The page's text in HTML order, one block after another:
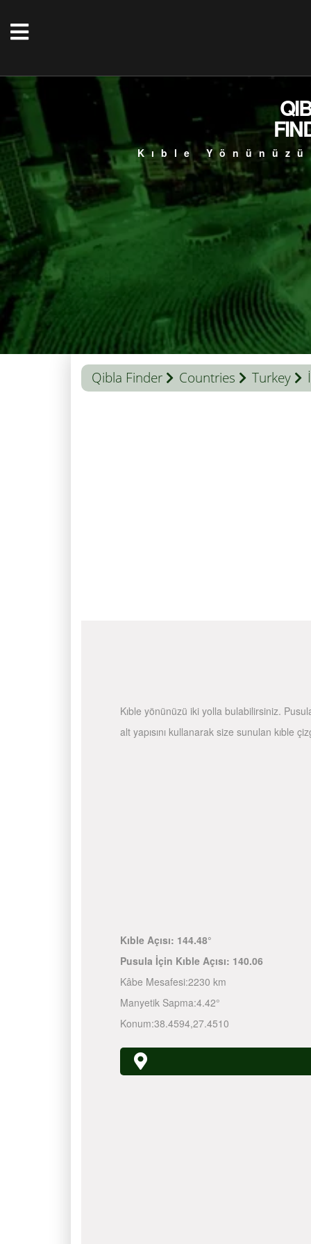
Kıble
Qibla Finder Countries Turkey
Kıble yönünüzü iki yolla bulabilirsiniz.
alt yapısını kullanarak size sunulan kıble
Kıble Açısı: 144.48°
Pusula İçin Kıble Açısı: 140.06
Kâbe Mesafesi:2230 km
Manyetik Sapma:4.42°
Konum:38.4594,27.4510